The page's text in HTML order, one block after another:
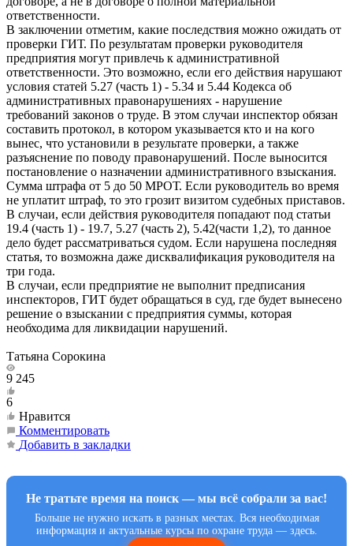
ответственности.
В заключении отметим, какие последствия можно ожидать от
проверки ГИТ. По результатам проверки руководителя
предприятия могут привлечь к административной
ответственности. Это возможно, если его действия нарушают
условия статей 5.27 (часть 1) - 5.34 и 5.44 Кодекса об
административных правонарушениях - нарушение
требований законов о труде. В этом случаи инспектор обязан
составить протокол, в котором указывается кто и на кого
вынес, что установили в результате проверки, а также
разъяснение по поводу правонарушений. После выносится
постановление о назначении административного взыскания.
Сумма штрафа от 5 до 50 МРОТ. Если руководитель во время
не уплатит штраф, то это грозит визитом судебных приставов.
В случаи, если действия руководителя попадают под статьи
19.4 (часть 1) - 19.7, 5.27 (часть 2), 5.42(части 1,2), то данное
дело будет рассматриваться судом. Если нарушена последняя
статья, то возможна даже дисквалификация руководителя на
три года.
В случаи, если предприятие не выполнит предписания
инспекторов, ГИТ будет обращаться в суд, где будет вынесено
решение о взыскании с предприятия суммы, которая
необходима для ликвидации нарушений.
Татьяна Сорокина
9 245
6
Нравится
Комментировать
Добавить в закладки
Не тратьте время на поиск — мы всё собрали за вас!
Больше не нужно искать в разных местах. Вся необходимая
информация и актуальные курсы по охране труда — здесь.